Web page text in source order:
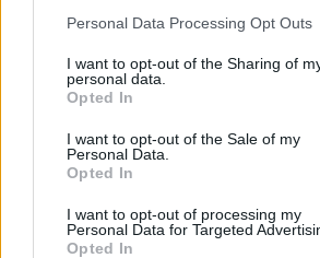
Personal Data Processing Opt Outs
I want to opt-out of the Sharing of
personal data.
Opted In
I want to opt-out of the Sale of my
Personal Data.
Opted In
I want to opt-out of processing my
Personal Data for Targeted
Opted In